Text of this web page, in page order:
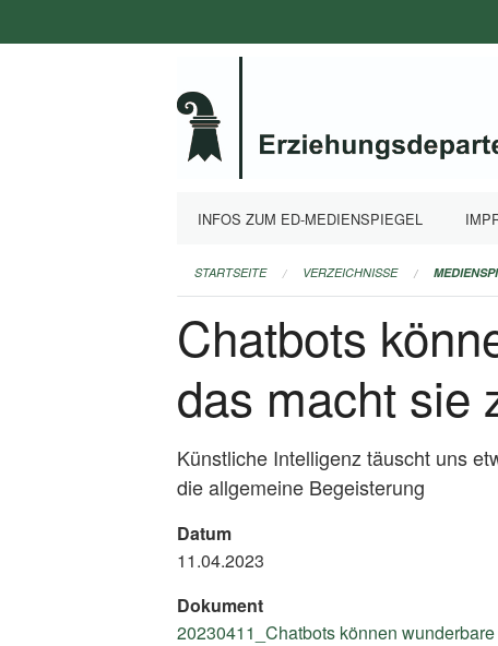
überspringen
INFOS ZUM ED-MEDIENSPIEGEL
STARTSEITE VERZEICHNISSE
Chatbots
das macht sie
Künstliche Intelligenz täuscht uns
die allgemeine Begeisterung
Datum
11.04.2023
Dokument
20230411_Chatbots können